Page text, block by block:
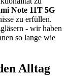
Note 11T 5G
zu erfüllen.
- wir haben
so lange wie
Alltag